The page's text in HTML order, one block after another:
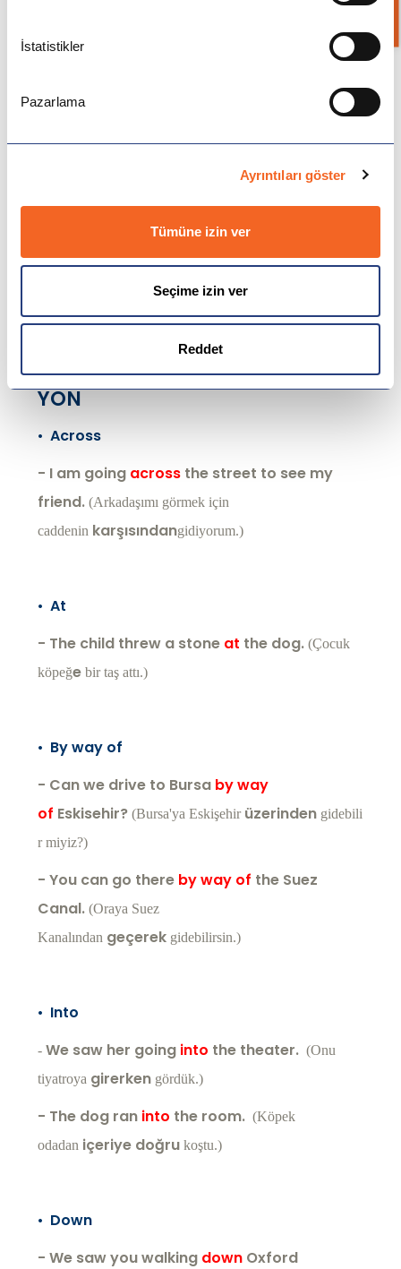
İstatistikler
Pazarlama
Ayrıntıları göster
Tümüne izin ver
Seçime izin ver
Reddet
küçük bir lokanta var.)
•Through
- She took a walkthroughthe
park.(Parkıniçindenyürüdü.)
YÖN
• Across
- I am going across the street to see my
friend. (Arkadaşımı görmek için
caddenin karşısındangidiyorum.)
• At
- The child threw a stone at the dog. (Çocuk
köpeğe bir taş attı.)
• By way of
- Can we drive to Bursa by way
of Eskisehir? (Bursa'ya Eskişehir üzerinden gidebili
r miyiz?)
- You can go there by way of the Suez
Canal. (Oraya Suez
Kanalından geçerek gidebilirsin.)
• Into
- We saw her going into the theater. (Onu
tiyatroya girerken gördük.)
- The dog ran into the room. (Köpek
odadan içeriye doğru koştu.)
• Down
- We saw you walking down Oxford